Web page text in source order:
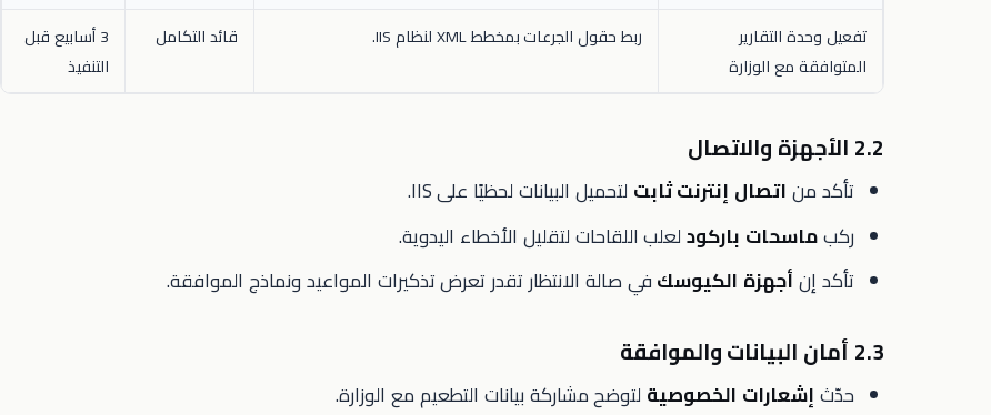
تفعيل وحدة التقارير
المتوافقة مع الوزارة
ربط حقول الجرعات بمخطط XML لنظام IIS. قائد التكامل
3 أسابيع قبل
التنفيذ
2.2 الأجهزة والاتصال
تأكد مناتصال إنترنت ثابت لتحميل البيانات لحظيًا على IIS.
ركبماسحات باركودلعلب اللقاحات لتقليل الأخطاء اليدوية.
تأكد إنأجهزة الكيوسكفي صالة الانتظار تقدر تعرض تذكيرات المواعيد ونماذج الموافقة.
2.3 أمان البيانات والموافقة
حدّثإشعارات الخصوصية لتوضح مشاركة بيانات التطعيم مع الوزارة.